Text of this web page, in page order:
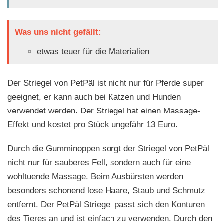
Was uns nicht gefällt:
etwas teuer für die Materialien
Der Striegel von PetPäl ist nicht nur für Pferde super
geeignet, er kann auch bei Katzen und Hunden
verwendet werden. Der Striegel hat einen Massage-
Effekt und kostet pro Stück ungefähr 13 Euro.
Durch die Gumminoppen sorgt der Striegel von PetPäl
nicht nur für sauberes Fell, sondern auch für eine
wohltuende Massage. Beim Ausbürsten werden
besonders schonend lose Haare, Staub und Schmutz
entfernt. Der PetPäl Striegel passt sich den Konturen
des Tieres an und ist einfach zu verwenden. Durch den